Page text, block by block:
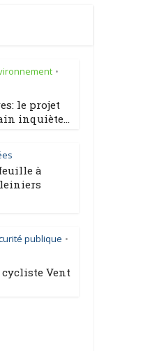
•
le projet
inquiète...
à
publique •
cycliste Vent